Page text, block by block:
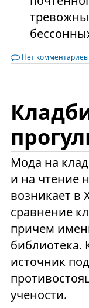
Нет комментариев
Мода на
и на чтение
возникает в
сравнение
причем
библиотека.
источник
учености.